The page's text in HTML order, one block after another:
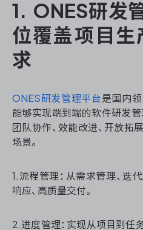
ONES 资讯
ONES 资讯
1. ONES研发
位覆盖项目生
求
ONES研发管理平台是国内
能够实现端到端的软件研发管
团队协作、效能改进、开放拓
场景。
1.流程管理：从需求管理、迭
响应、高质量交付。
2.进度管理：实现从项目到任